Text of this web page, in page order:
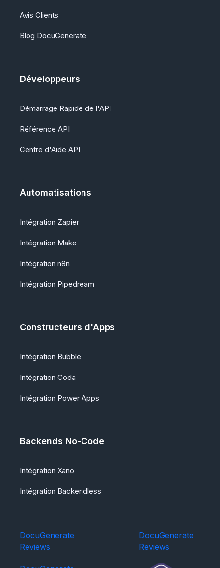
Avis Clients
Blog DocuGenerate
Développeurs
Démarrage Rapide de l'API
Référence API
Centre d'Aide API
Automatisations
Intégration Zapier
Intégration Make
Intégration n8n
Intégration Pipedream
Constructeurs d'Apps
Intégration Bubble
Intégration Coda
Intégration Power Apps
Backends No-Code
Intégration Xano
Intégration Backendless
DocuGenerate
Reviews
DocuGenerate
Reviews